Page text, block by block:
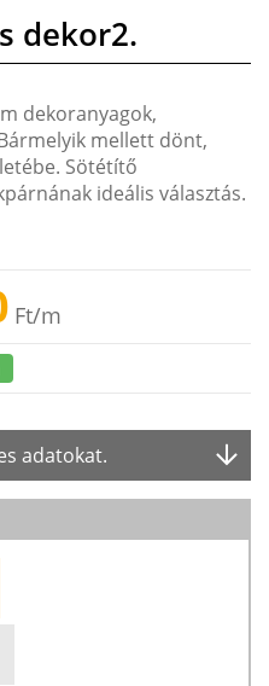
dekor2.
dekoranyagok,
mellett dönt,
Sötétítő
ideális választás.
Ft/m
adatokat.